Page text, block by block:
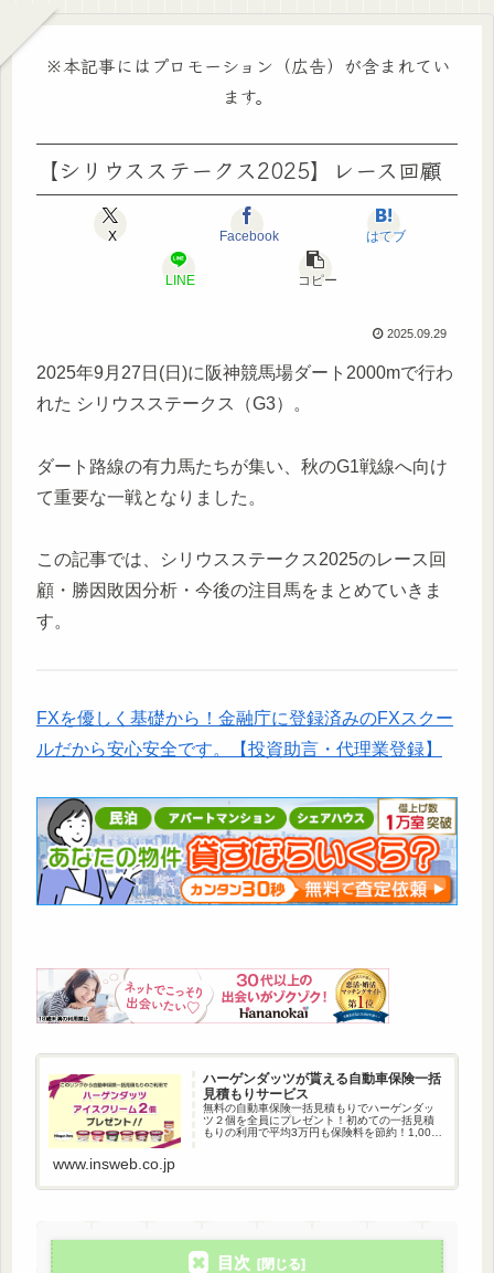
※本記事にはプロモーション（広告）が含まれてい
ます。
【シリウスステークス2025】レース回顧
X Facebook はてブ
LINE コピー
2025.09.29
2025年9月27日(日)に阪神競馬場ダート2000mで行わ
れた シリウスステークス（G3）。
ダート路線の有力馬たちが集い、秋のG1戦線へ向け
て重要な一戦となりました。
この記事では、シリウスステークス2025のレース回
顧・勝因敗因分析・今後の注目馬をまとめていきま
す。
FXを優しく基礎から！金融庁に登録済みのFXスクー
ルだから安心安全です。【投資助言・代理業登録】
ハーゲンダッツが貰える自動車保険一括
見積もりサービス
無料の自動車保険一括見積もりでハーゲンダッ
ツ２個を全員にプレゼント！初めての一括見積
もりの利用で平均3万円も保険料を節約！1,000
www.insweb.co.jp
目次